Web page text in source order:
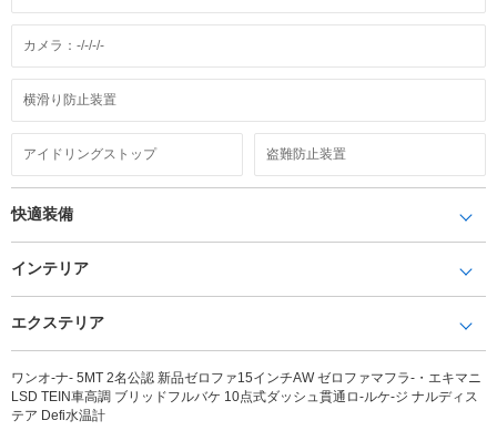
カメラ：-/-/-/-
横滑り防止装置
アイドリングストップ 盗難防止装置
快適装備
インテリア
エクステリア
ワンオ-ナ- 5MT 2名公認 新品ゼロファ15インチAW ゼロファマフラ-・エキマニ
LSD TEIN車高調 ブリッドフルバケ 10点式ダッシュ貫通ロ-ルケ-ジ ナルディス
テア Defi水温計